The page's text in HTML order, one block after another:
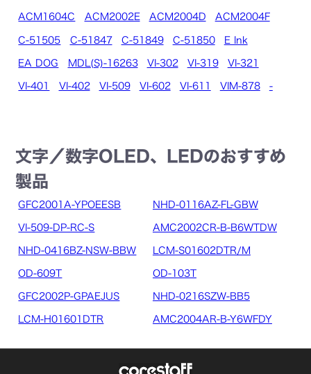
ACM1604C ACM2002E ACM2004D ACM2004F
C-51505 C-51847 C-51849 C-51850 E Ink
EA DOG MDL(S)-16263 VI-302 VI-319 VI-321
VI-401 VI-402 VI-509 VI-602 VI-611 VIM-878 -
文字／数字OLED、LEDのおすすめ
製品
GFC2001A-YPOEESB NHD-0116AZ-FL-GBW
VI-509-DP-RC-S AMC2002CR-B-B6WTDW
NHD-0416BZ-NSW-BBW LCM-S01602DTR/M
OD-609T OD-103T
GFC2002P-GPAEJUS NHD-0216SZW-BB5
LCM-H01601DTR AMC2004AR-B-Y6WFDY